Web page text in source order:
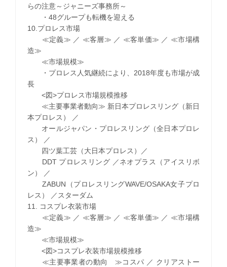
らの注意～ジャニーズ事務所～
・48グループも転機を迎える
10.プロレス市場
≪定義≫ ／ ≪客層≫ ／ ≪客単価≫ ／ ≪市場構
造≫
≪市場規模≫
・プロレス人気継続により、2018年度も市場が成
長
<図>プロレス市場規模推移
≪主要事業者動向≫ 新日本プロレスリング（新日
本プロレス） ／
オールジャパン・プロレスリング（全日本プロレ
ス） ／
四ツ葉工芸（大日本プロレス）／
DDT プロレスリング ／ネオプラス（アイスリボ
ン） ／
ZABUN（プロレスリングWAVE/OSAKA女子プロ
レス） ／スターダム
11. コスプレ衣装市場
≪定義≫ ／ ≪客層≫ ／ ≪客単価≫ ／ ≪市場構
造≫
≪市場規模≫
<図>コスプレ衣装市場規模推移
≪主要事業者の動向 ≫コスパ ／ クリアストー